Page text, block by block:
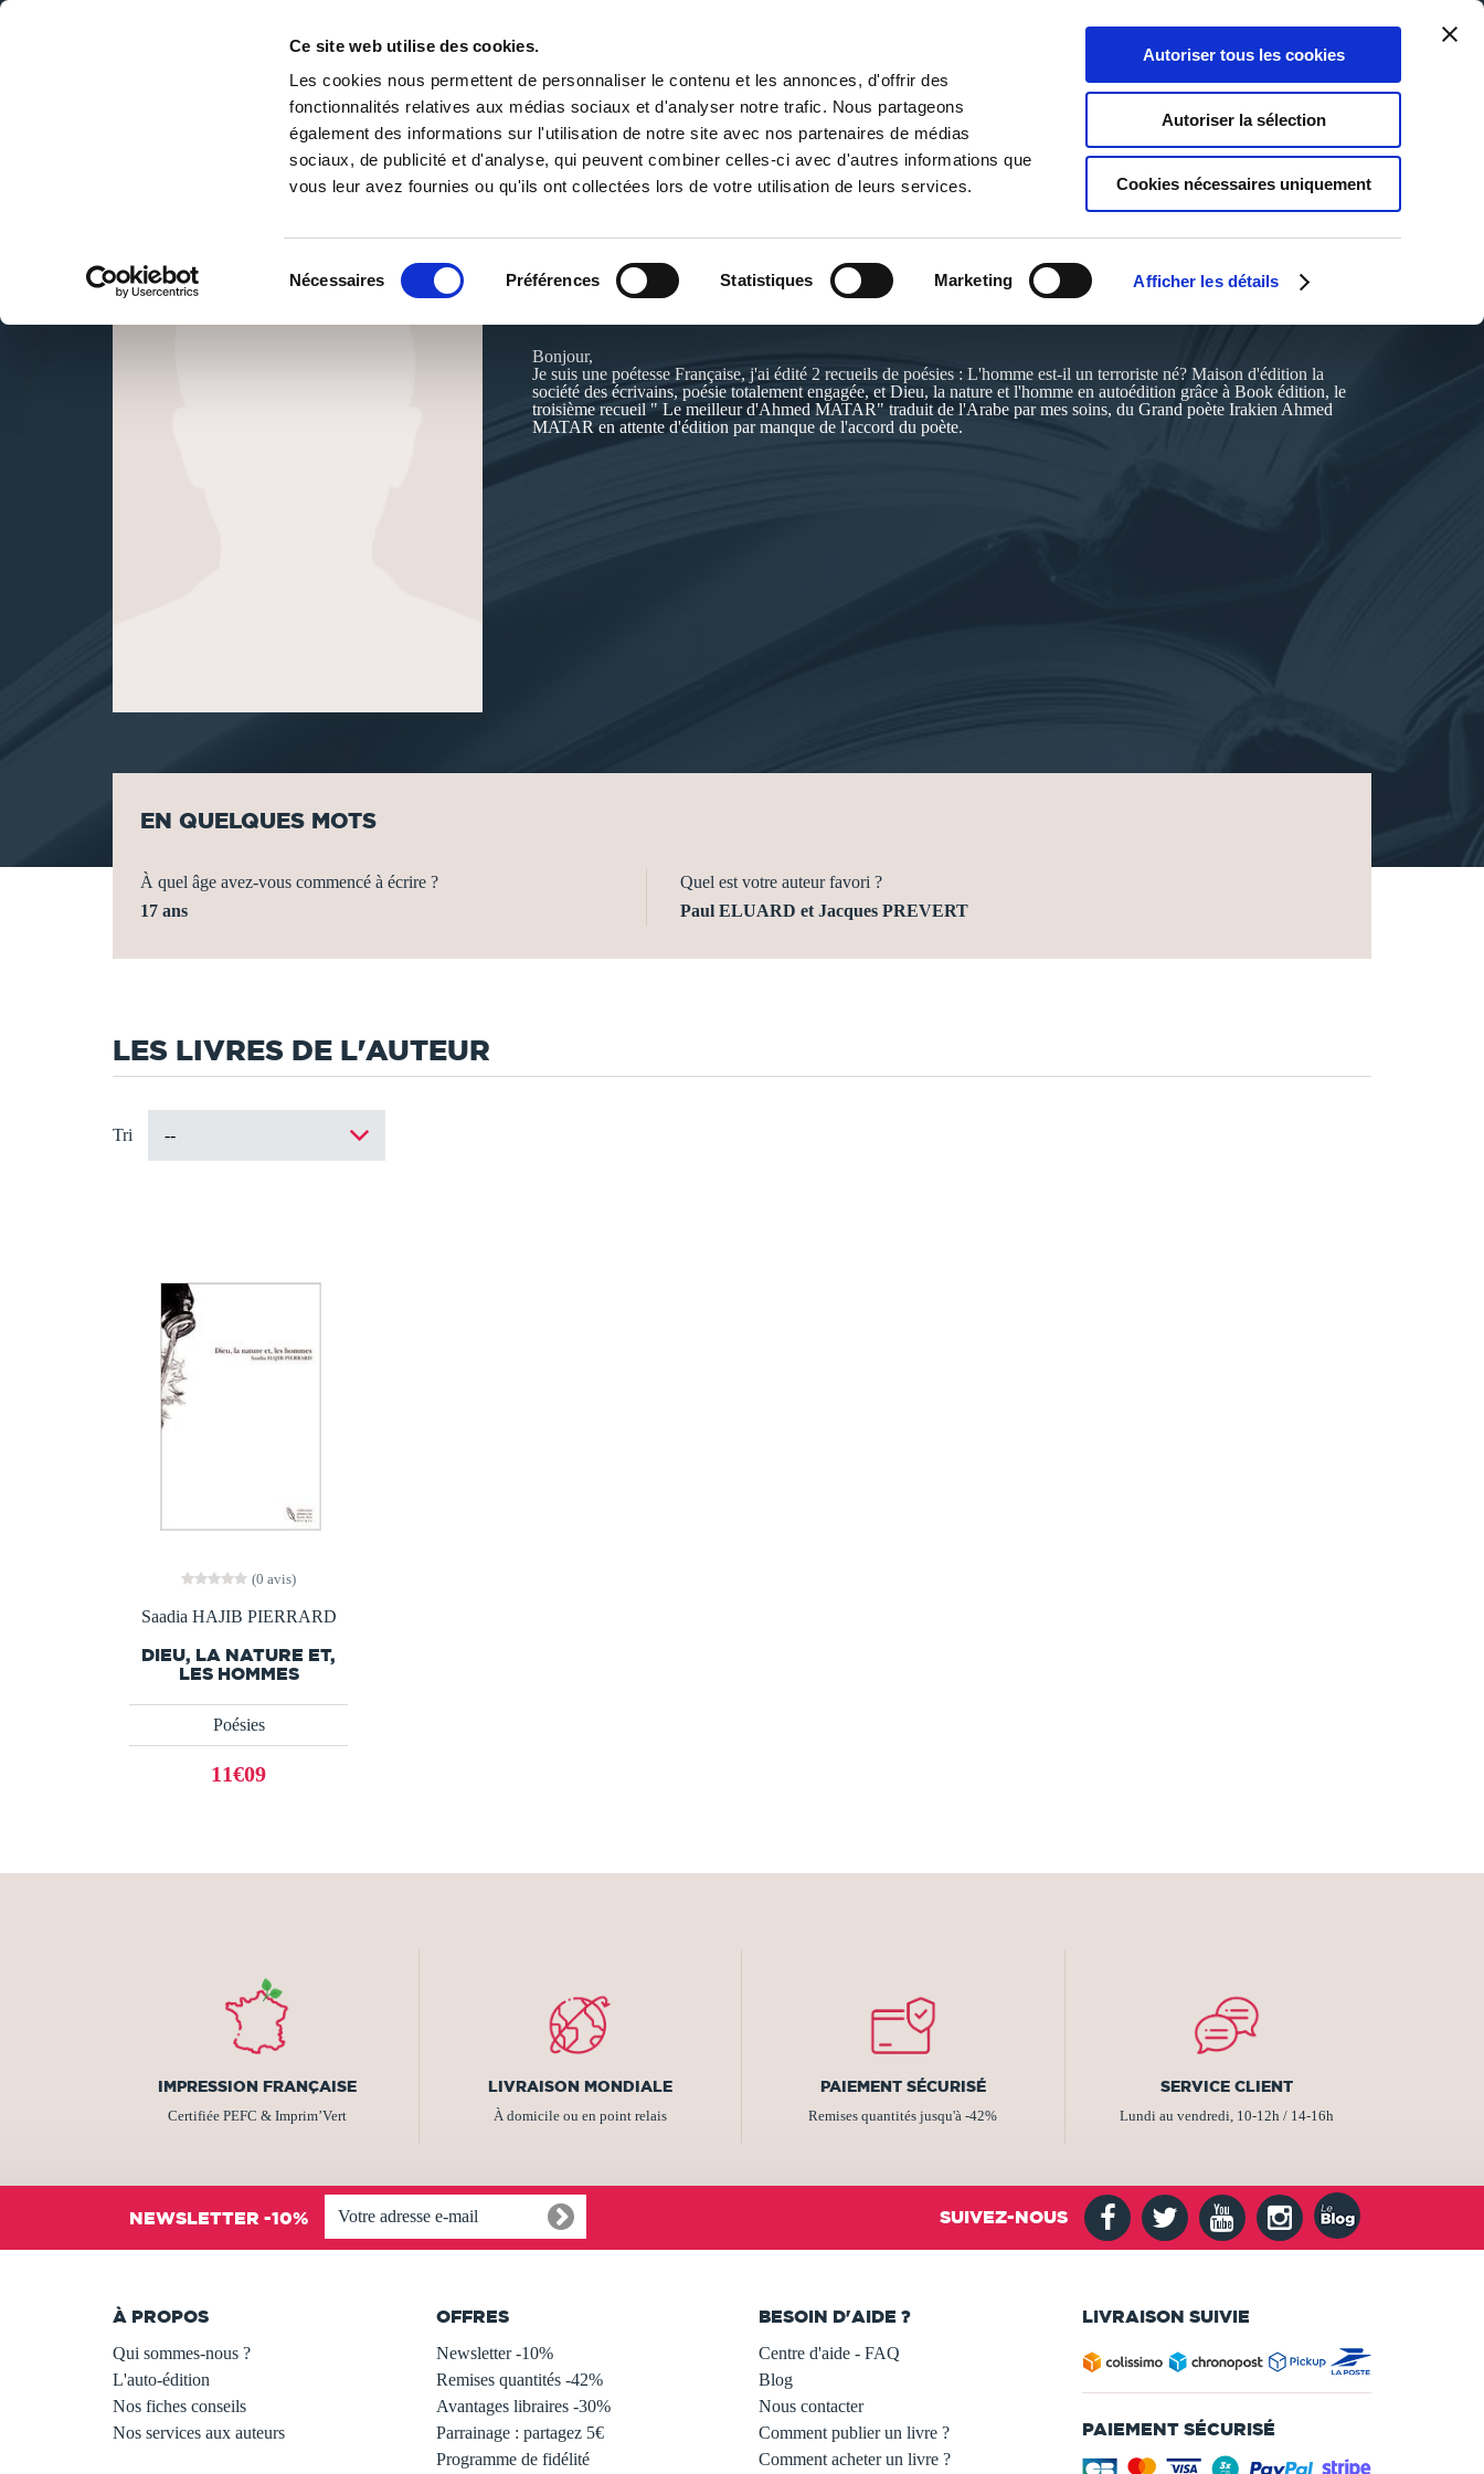
Ce site web utilise des cookies.
Les cookies nous permettent de personnaliser le contenu et les annonces, d'offrir des
fonctionnalités relatives aux médias sociaux et d'analyser notre trafic. Nous partageons
également des informations sur l'utilisation de notre site avec nos partenaires de médias
sociaux, de publicité et d'analyse, qui peuvent combiner celles-ci avec d'autres informations que
vous leur avez fournies ou qu'ils ont collectées lors de votre utilisation de leurs services.
Nécessaires Préférences Statistiques Marketing Afficher les détails
Autoriser tous les cookies
Autoriser la sélection
Cookies nécessaires uniquement
DE LA PAGE BLANCHE... AU BEST SELLER
0
Panier
0
Ma liste
Connexion
PUBLIER UN LIVRE LIBRAIRIE
Saadia HAJIB PIERRARD
SAADIA HAJIB PIERRARD
Bonjour,
Je suis une poétesse Française, j'ai édité 2 recueils de poésies : L'homme est-il un terroriste né? Maison d'édition la
société des écrivains, poésie totalement engagée, et Dieu, la nature et l'homme en autoédition grâce à Book édition, le
troisième recueil " Le meilleur d'Ahmed MATAR" traduit de l'Arabe par mes soins, du Grand poète Irakien Ahmed
MATAR en attente d'édition par manque de l'accord du poète.
EN QUELQUES MOTS
À quel âge avez-vous commencé à écrire ?
17 ans
Quel est votre auteur favori ?
Paul ELUARD et Jacques PREVERT
LES LIVRES DE L'AUTEUR
Tri
(0 avis)
Saadia HAJIB PIERRARD
DIEU, LA NATURE ET,
LES HOMMES
Poésies
11€09
IMPRESSION FRANÇAISE
Certifiée PEFC & Imprim’Vert
LIVRAISON MONDIALE
À domicile ou en point relais
PAIEMENT SÉCURISÉ
Remises quantités jusqu'à -42%
SERVICE CLIENT
Lundi au vendredi, 10-12h / 14-16h
NEWSLETTER -10% SUIVEZ-NOUS
À PROPOS
Qui sommes-nous ?
L'auto-édition
Nos fiches conseils
Nos services aux auteurs
OFFRES
Newsletter -10%
Remises quantités -42%
Avantages libraires -30%
Parrainage : partagez 5€
Programme de fidélité
BESOIN D'AIDE ?
Centre d'aide - FAQ
Blog
Nous contacter
Comment publier un livre ?
Comment acheter un livre ?
LIVRAISON SUIVIE
PAIEMENT SÉCURISÉ